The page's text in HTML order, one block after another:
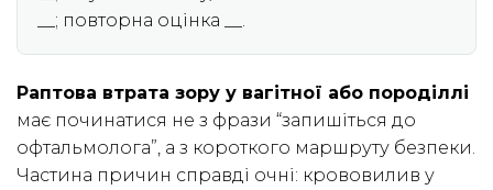
__; повторна оцінка __.
Раптова втрата зору у вагітної або породіллі
має починатися не з фрази “запишіться до
офтальмолога”, а з короткого маршруту безпеки.
Частина причин справді очні: крововилив у